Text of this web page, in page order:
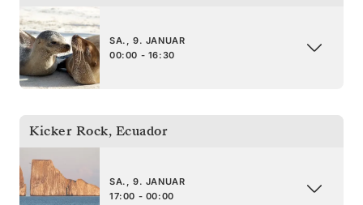
SA., 9. JANUAR
00:00 - 16:30
Kicker Rock, Ecuador
SA., 9. JANUAR
17:00 - 00:00